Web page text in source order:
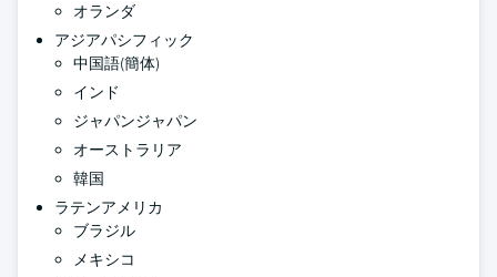
オランダ
アジアパシフィック
中国語(簡体)
インド
ジャパンジャパン
オーストラリア
韓国
ラテンアメリカ
ブラジル
メキシコ